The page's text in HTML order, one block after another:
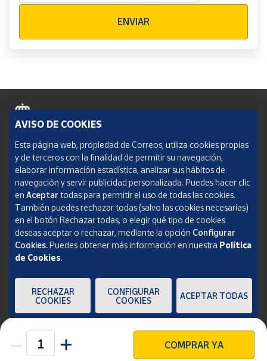
Unidades COMPRAR YA
ENVIAR
Política de cookies
Aviso legal
Condiciones del servicio
Política de Privacidad Web
Informe de transparencia
SOCIEDAD ESTATAL CORREOS Y TELÉGRAFOS, S.A., S.M.E. Todos los derechos
AVISO DE COOKIES
Esta página web, propiedad de Correos, utiliza cookies propias
y de terceros con la finalidad de permitir su navegación,
elaborar información estadística, analizar sus hábitos de
navegación y servir publicidad personalizada. Puedes hacer clic
en Aceptar todas para permitir el uso de todas las cookies.
También puedes rechazar todas (salvo las cookies necesarias)
en el botón Rechazar todas, o elegir qué tipo de cookies
deseas aceptar o rechazar, mediante la opción Configurar
Cookies.Puedes obtener más información en nuestra Política
de Cookies.
RECHAZAR
COOKIES
CONFIGURAR
COOKIES
ACEPTAR TODAS